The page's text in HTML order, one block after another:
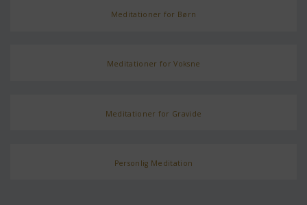
Meditationer for Børn
Meditationer for Voksne
Meditationer for Gravide
Personlig Meditation